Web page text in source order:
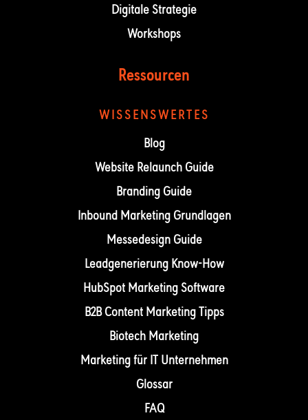
Digitale Strategie
Workshops
Ressourcen
WISSENSWERTES
Blog
Website Relaunch Guide
Branding Guide
Inbound Marketing Grundlagen
Messedesign Guide
Leadgenerierung Know-How
HubSpot Marketing Software
B2B Content Marketing Tipps
Biotech Marketing
Marketing für IT Unternehmen
Glossar
FAQ